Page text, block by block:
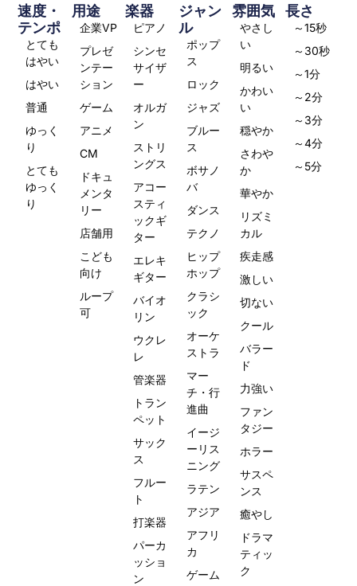
長さ
～15秒
～30秒
～1分
～2分
～3分
～4分
～5分
雰囲気
やさし
い
明るい
かわい
い
穏やか
さわや
か
華やか
リズミ
カル
疾走感
激しい
切ない
クール
バラー
ド
力強い
ファン
タジー
ホラー
サスペ
ンス
癒やし
ドラマ
ティッ
ク
ジャン
ル
ポップ
ス
ロック
ジャズ
ブルー
ス
ボサノ
バ
ダンス
テクノ
ヒップ
ホップ
クラシ
ック
オーケ
ストラ
マー
チ・行
進曲
イージ
ーリス
ニング
ラテン
アジア
アフリ
カ
ゲーム
楽器
ピアノ
シンセ
サイザ
ー
オルガ
ン
ストリ
ングス
アコー
スティ
ックギ
ター
エレキ
ギター
バイオ
リン
ウクレ
レ
管楽器
トラン
ペット
サック
ス
フルー
ト
打楽器
パーカ
ッショ
ン
用途
企業VP
プレゼ
ンテー
ション
ゲーム
アニメ
CM
ドキュ
メンタ
リー
店舗用
こども
向け
ループ
可
速度・
テンポ
とても
はやい
はやい
普通
ゆっく
り
とても
ゆっく
り